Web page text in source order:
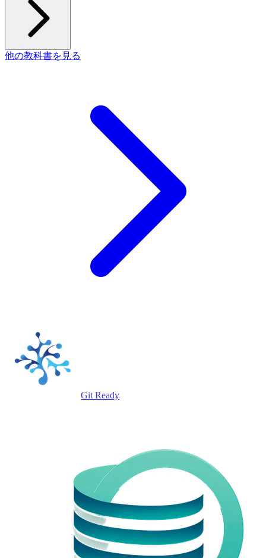
他の教科書を見る
Git Ready